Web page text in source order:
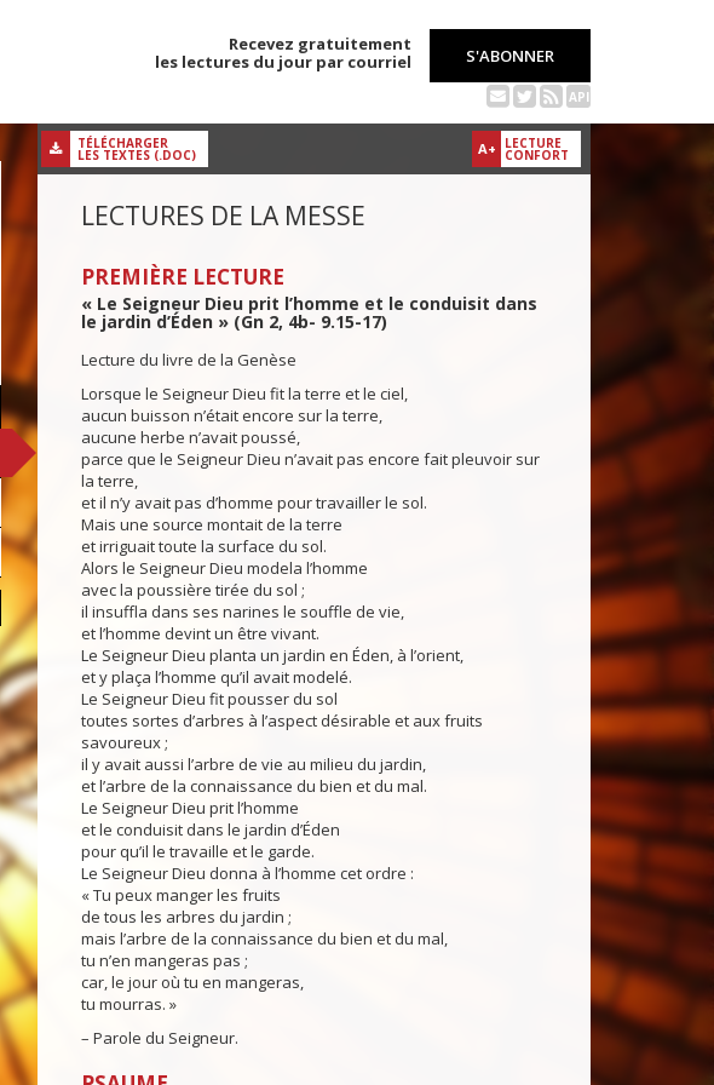
Recevez gratuitement
les lectures du jour par courriel
S'ABONNER
API
A+ LECTURE
CONFORT
TÉLÉCHARGER
LES TEXTES (.DOC)
LECTURES DE LA MESSE
PREMIÈRE LECTURE
« Le Seigneur Dieu prit l’homme et le conduisit dans
le jardin d’Éden » (Gn 2, 4b- 9.15-17)
Lecture du livre de la Genèse
Lorsque le Seigneur Dieu fit la terre et le ciel,
aucun buisson n’était encore sur la terre,
aucune herbe n’avait poussé,
parce que le Seigneur Dieu n’avait pas encore fait pleuvoir sur
la terre,
et il n’y avait pas d’homme pour travailler le sol.
Mais une source montait de la terre
et irriguait toute la surface du sol.
Alors le Seigneur Dieu modela l’homme
avec la poussière tirée du sol ;
il insuffla dans ses narines le souffle de vie,
et l’homme devint un être vivant.
Le Seigneur Dieu planta un jardin en Éden, à l’orient,
et y plaça l’homme qu’il avait modelé.
Le Seigneur Dieu fit pousser du sol
toutes sortes d’arbres à l’aspect désirable et aux fruits
savoureux ;
il y avait aussi l’arbre de vie au milieu du jardin,
et l’arbre de la connaissance du bien et du mal.
Le Seigneur Dieu prit l’homme
et le conduisit dans le jardin d’Éden
pour qu’il le travaille et le garde.
Le Seigneur Dieu donna à l’homme cet ordre :
« Tu peux manger les fruits
de tous les arbres du jardin ;
mais l’arbre de la connaissance du bien et du mal,
tu n’en mangeras pas ;
car, le jour où tu en mangeras,
tu mourras. »
– Parole du Seigneur.